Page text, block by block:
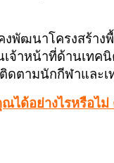
พัฒนาโครงสร้าง
จ้าหน้าที่ด้านเทคนิ
ตามนักกีฬาและ
ด้อย่างไรหรือไม่